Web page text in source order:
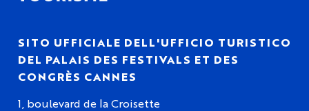
SITO UFFICIALE DELL'UFFICIO TURISTICO
DEL PALAIS DES FESTIVALS ET DES
CONGRÈS CANNES
1, boulevard de la Croisette